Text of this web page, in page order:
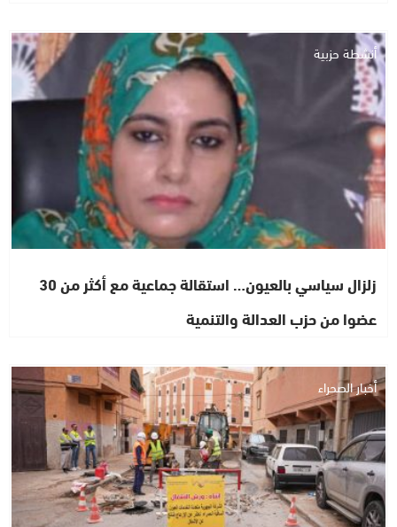
أنشطة حزبية
زلزال سياسي بالعيون… استقالة جماعية مع أكثر من 30
عضوا من حزب العدالة والتنمية
أخبار الصحراء